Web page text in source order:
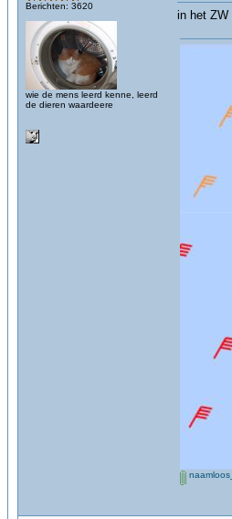
Berichten: 3620
wie de mens leerd kenne, leerd
de dieren waardeere
in het ZW